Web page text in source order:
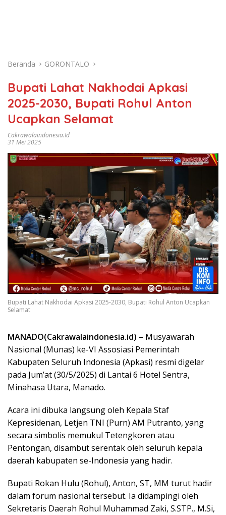
Beranda GORONTALO
Bupati Lahat Nakhodai Apkasi
2025-2030, Bupati Rohul Anton
Ucapkan Selamat
Cakrawalaindonesia.id
31 Mei 2025
Bupati Lahat Nakhodai Apkasi 2025-2030, Bupati Rohul Anton Ucapkan
Selamat
MANADO(Cakrawalaindonesia.id) – Musyawarah
Nasional (Munas) ke-VI Assosiasi Pemerintah
Kabupaten Seluruh Indonesia (Apkasi) resmi digelar
pada Jum’at (30/5/2025) di Lantai 6 Hotel Sentra,
Minahasa Utara, Manado.
Acara ini dibuka langsung oleh Kepala Staf
Kepresidenan, Letjen TNI (Purn) AM Putranto, yang
secara simbolis memukul Tetengkoren atau
Pentongan, disambut serentak oleh seluruh kepala
daerah kabupaten se-Indonesia yang hadir.
Bupati Rokan Hulu (Rohul), Anton, ST, MM turut hadir
dalam forum nasional tersebut. Ia didampingi oleh
Sekretaris Daerah Rohul Muhammad Zaki, S.STP., M.Si,